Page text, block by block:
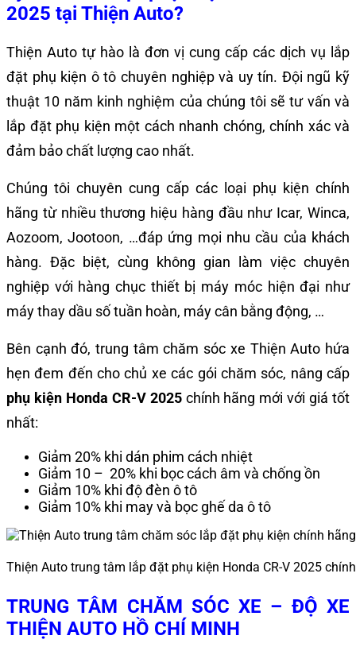
2025 tại Thiện Auto?
Thiện Auto tự hào là đơn vị cung cấp các dịch vụ lắp
đặt phụ kiện ô tô chuyên nghiệp và uy tín. Đội ngũ kỹ
thuật 10 năm kinh nghiệm của chúng tôi sẽ tư vấn và
lắp đặt phụ kiện một cách nhanh chóng, chính xác và
đảm bảo chất lượng cao nhất.
Chúng tôi chuyên cung cấp các loại phụ kiện chính
hãng từ nhiều thương hiệu hàng đầu như Icar, Winca,
Aozoom, Jootoon, …đáp ứng mọi nhu cầu của khách
hàng. Đặc biệt, cùng không gian làm việc chuyên
nghiệp với hàng chục thiết bị máy móc hiện đại như
máy thay dầu số tuần hoàn, máy cân bằng động, …
Bên cạnh đó, trung tâm chăm sóc xe Thiện Auto hứa
hẹn đem đến cho chủ xe các gói chăm sóc, nâng cấp
phụ kiện Honda CR-V 2025chính hãng mới với giá tốt
nhất:
Giảm 20% khi dán phim cách nhiệt
Giảm 10 – 20% khi bọc cách âm và chống ồn
Giảm 10% khi độ đèn ô tô
Giảm 10% khi may và bọc ghế da ô tô
Thiện Auto trung tâm lắp đặt phụ kiện Honda CR-V 2025
TRUNG TÂM CHĂM SÓC XE – ĐỘ XE
THIỆN AUTO HỒ CHÍ MINH